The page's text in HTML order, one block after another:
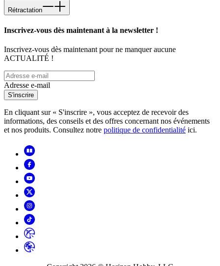
Rétractation
Inscrivez-vous dès maintenant à la newsletter !
Inscrivez-vous dès maintenant pour ne manquer aucune
ACTUALITÉ !
Adresse e-mail
S'inscrire
En cliquant sur « S'inscrire », vous acceptez de recevoir des
informations, des conseils et des offres concernant nos événements
et nos produits. Consultez notre politique de confidentialité ici.